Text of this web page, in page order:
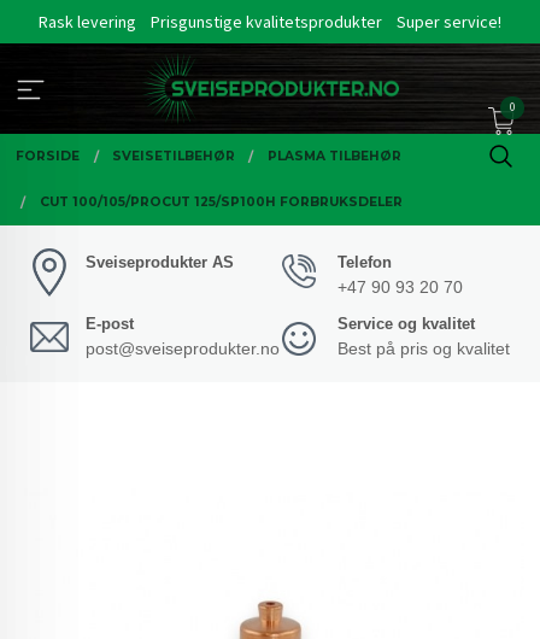
Rask levering Prisgunstige kvalitetsprodukter Super service!
0
FORSIDE SVEISETILBEHØR PLASMA TILBEHØR
CUT 100/105/PROCUT 125/SP100H FORBRUKSDELER
Sveiseprodukter AS Telefon
+47 90 93 20 70
E-post
post@sveiseprodukter.no
Service og kvalitet
Best på pris og kvalitet